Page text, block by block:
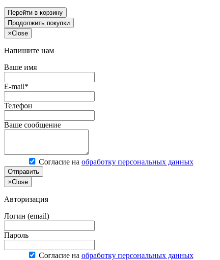
Перейти в корзину
Продолжить покупки
×Close
Напишите нам
Ваше имя
E-mail*
Телефон
Ваше сообщение
Согласие на обработку персональных данных
Отправить
×Close
Авторизация
Логин (email)
Пароль
Согласие на обработку персональных данных